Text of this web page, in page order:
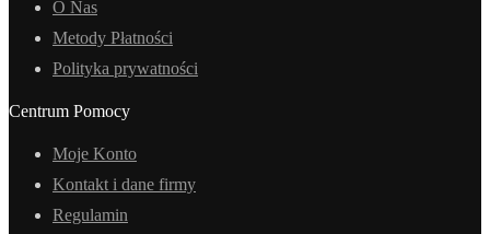
O Nas
Metody Płatności
Polityka prywatności
Centrum Pomocy
Moje Konto
Kontakt i dane firmy
Regulamin